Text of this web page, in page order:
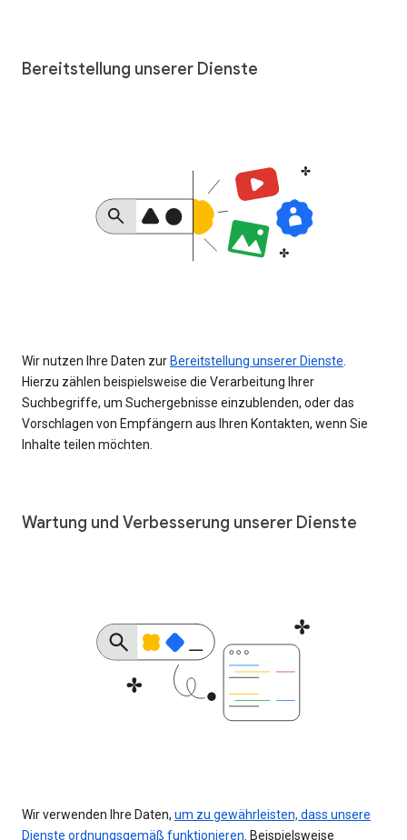
Bereitstellung unserer Dienste
Wir nutzen Ihre Daten zur Bereitstellung unserer Dienste
Hierzu zählen beispielsweise die Verarbeitung Ihrer
Suchbegriffe, um Suchergebnisse einzublenden, oder das
Vorschlagen von Empfängern aus Ihren Kontakten, wenn Sie
Inhalte teilen möchten.
Wartung und Verbesserung unserer Dienste
Wir verwenden Ihre Daten, um zu gewährleisten, dass unsere
Dienste ordnungsgemäß funktionieren . Beispielsweise